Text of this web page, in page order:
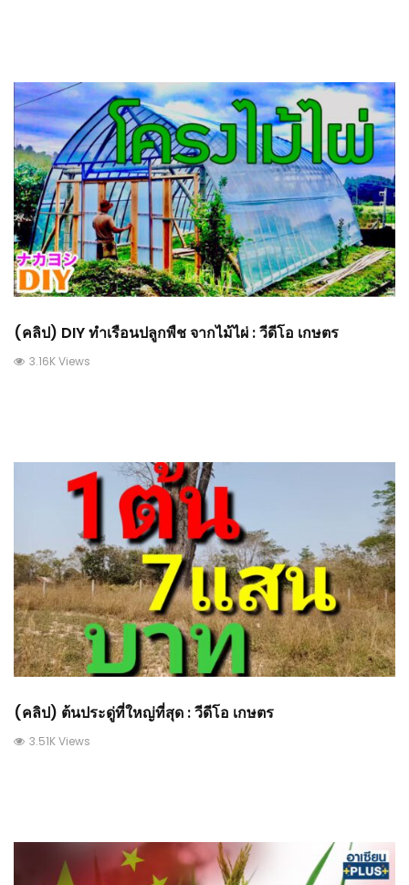
(คลิป) DIY ทำเรือนปลูกพืช จากไม้ไผ่ : วีดีโอ เกษตร
3.16K Views
(คลิป) ต้นประดู่ที่ใหญ่ที่สุด : วีดีโอ เกษตร
3.51K Views